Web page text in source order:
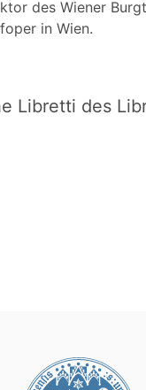
des Wiener
Libretti des